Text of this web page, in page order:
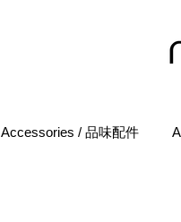
Accessories / 品味配件